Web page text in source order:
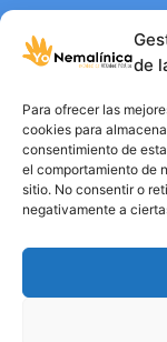
de
Para ofrecer las
cookies para
consentimiento de
el comportamiento de
sitio. No consentir o
negativamente a